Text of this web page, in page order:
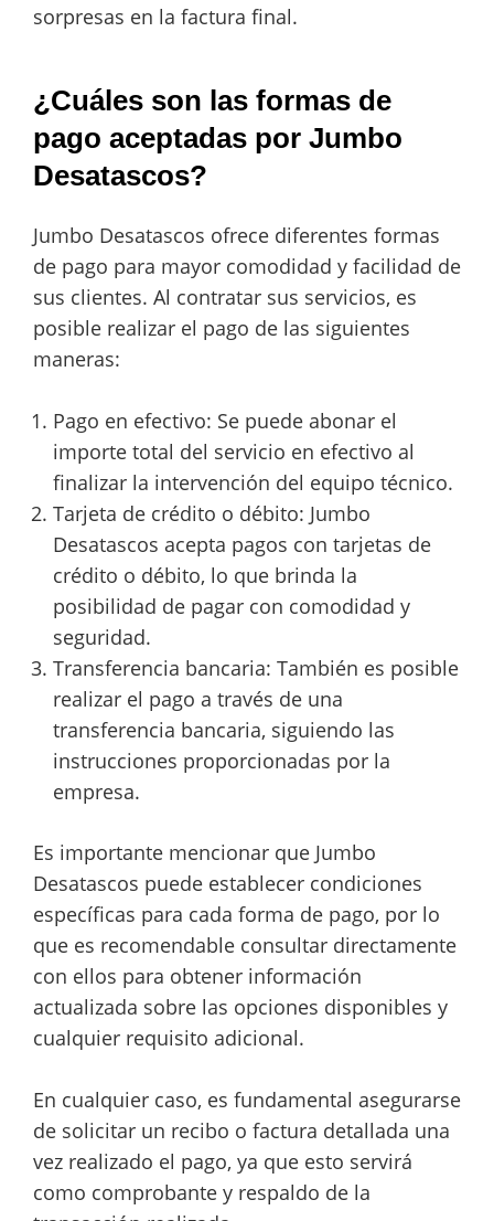
sorpresas en la factura final.
¿Cuáles son las formas de
pago aceptadas por Jumbo
Desatascos?
Jumbo Desatascos ofrece diferentes formas
de pago para mayor comodidad y facilidad de
sus clientes. Al contratar sus servicios, es
posible realizar el pago de las siguientes
maneras:
Pago en efectivo: Se puede abonar el
importe total del servicio en efectivo al
finalizar la intervención del equipo técnico.
Tarjeta de crédito o débito: Jumbo
Desatascos acepta pagos con tarjetas de
crédito o débito, lo que brinda la
posibilidad de pagar con comodidad y
seguridad.
Transferencia bancaria: También es posible
realizar el pago a través de una
transferencia bancaria, siguiendo las
instrucciones proporcionadas por la
empresa.
Es importante mencionar que Jumbo
Desatascos puede establecer condiciones
específicas para cada forma de pago, por lo
que es recomendable consultar directamente
con ellos para obtener información
actualizada sobre las opciones disponibles y
cualquier requisito adicional.
En cualquier caso, es fundamental asegurarse
de solicitar un recibo o factura detallada una
vez realizado el pago, ya que esto servirá
como comprobante y respaldo de la